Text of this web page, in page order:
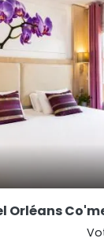
Orléans